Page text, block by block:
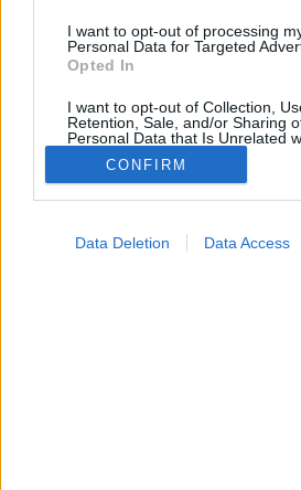
I want to opt-out of processing
Personal Data for Targeted
Opted In
I want to opt-out of Collection,
Retention, Sale, and/or Sharing
Personal Data that Is Unrelated
Purposes for which it was
Opted Out
CONFIRM
Data Deletion Data Access
2021. december 01. 20:04
Küldés Küldés